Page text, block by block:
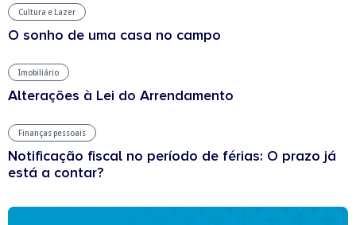
Cultura e Lazer
O sonho de uma casa no campo
Imobiliário
Alterações à Lei do Arrendamento
Finanças pessoais
Notificação fiscal no período de férias: O prazo já
está a contar?